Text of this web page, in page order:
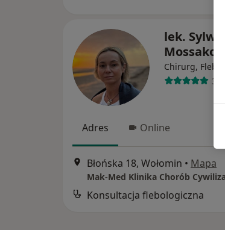
lek.
Chirurg,
Adres Online
Błońska 18, Wołomin • Mapa
Mak-Med Klinika Chorób
Konsultacja flebologiczna